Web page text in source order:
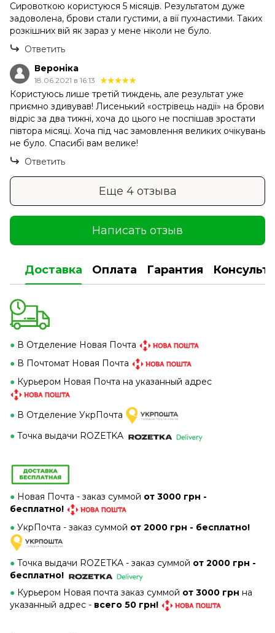
Сировоткою користуюся 5 місяців. Результатом дуже
задоволена, брови стали густими, а вії пухнастими. Таких
розкішних вій як зараз у мене ніколи не було.
Ответить
Вероніка
18.06.2021 в 16:13
Користуюсь лише третій тиждень, але результат уже
приємно здивував! Лисенький «острівець надії» на брови
відріс за два тижні, хоча до цього не поспішав зростати
півтора місяці. Хоча під час замовлення великих очікувань
не було. Спасибі вам велике!
Ответить
Еще 4 отзыва
Написать отзыв
Доставка Оплата Гарантия
● В Отделение Новая Почта
● В Почтомат Новая Почта
● Курьером Новая Почта на указанный адрес
● В Отделение УкрПочта
● Точка выдачи ROZETKA
● Новая Почта - заказ суммой от 3000 грн -
бесплатно!
● УкрПочта - заказ суммой от 2000 грн - бесплатно!
● Точка выдачи ROZETKA - заказ суммой от 2000 грн -
бесплатно!
● Курьером Новая почта заказ суммой от 3000 грн на
указанный адрес - всего 50 грн!